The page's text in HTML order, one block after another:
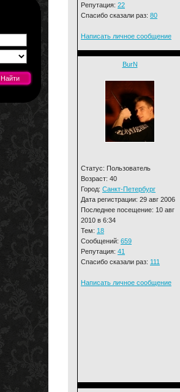
Репутация: 22
Спасибо сказали раз: 80
Написать личное сообщение
BurN
Статус: Пользователь
Возраст: 40
Город: Санкт-Петербург
Дата регистрации: 29 авг 2006
Последнее посещение: 10 авг
2010 в 6:34
Тем: 18
Сообщений: 659
Репутация: 41
Спасибо сказали раз: 111
Написать личное сообщение